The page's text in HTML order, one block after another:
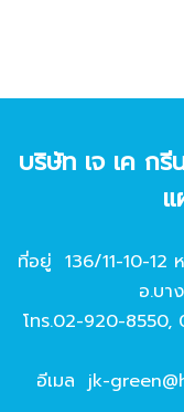
บริษัท เจ เค ก
ที่อยู่ 136/11-10-12
อ.บา
โทร.02-920-8550,
อีเมล jk-